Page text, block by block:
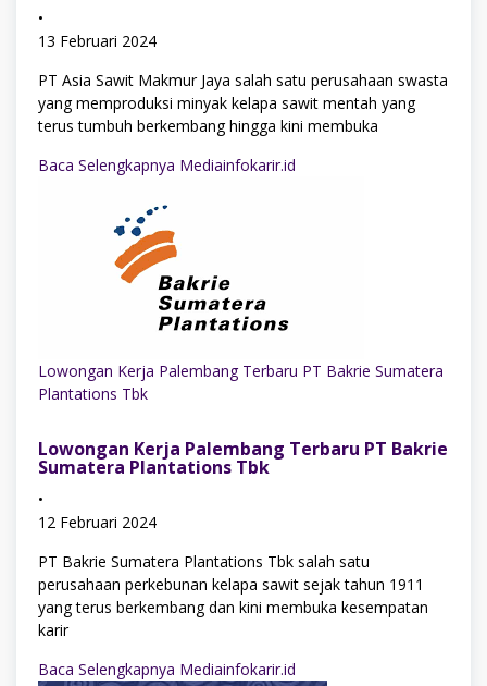
•
13 Februari 2024
PT Asia Sawit Makmur Jaya salah satu perusahaan swasta
yang memproduksi minyak kelapa sawit mentah yang
terus tumbuh berkembang hingga kini membuka
Baca Selengkapnya Mediainfokarir.id
Lowongan Kerja Palembang Terbaru PT Bakrie Sumatera
Plantations Tbk
Lowongan Kerja Palembang Terbaru PT Bakrie
Sumatera Plantations Tbk
•
12 Februari 2024
PT Bakrie Sumatera Plantations Tbk salah satu
perusahaan perkebunan kelapa sawit sejak tahun 1911
yang terus berkembang dan kini membuka kesempatan
karir
Baca Selengkapnya Mediainfokarir.id